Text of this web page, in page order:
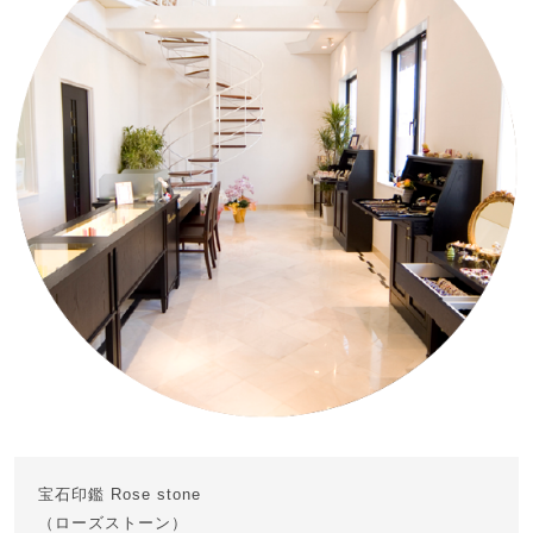
宝石印鑑 Rose stone
（ローズストーン）